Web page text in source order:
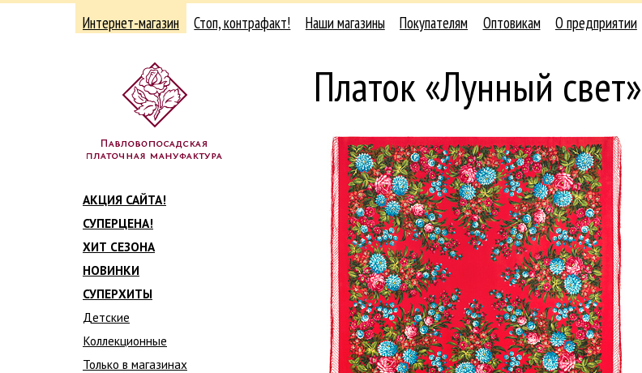
Интернет-магазин Стоп, контрафакт! Наши магазины Покупателям Оптовикам О предприятии
АКЦИЯ САЙТА!
СУПЕРЦЕНА!
ХИТ СЕЗОНА
НОВИНКИ
СУПЕРХИТЫ
Детские
Коллекционные
Только в магазинах
Платок «Лунный свет»